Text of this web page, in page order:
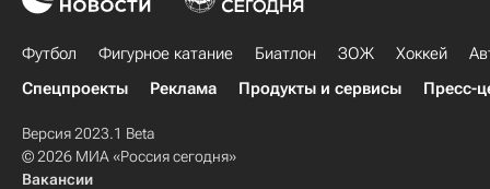
Футбол Фигурное катание Биатлон ЗОЖ Хоккей
Спецпроекты
Реклама Продукты и сервисы Пресс-
Версия 2023.1 Beta
© 2026 МИА «Россия сегодня»
Вакансии